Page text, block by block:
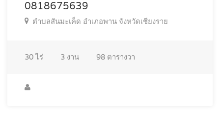
0818675639
ตำบลสันมะเค็ด อำเภอพาน จังหวัดเชียงราย
30 ไร่ 3 งาน 98 ตารางวา